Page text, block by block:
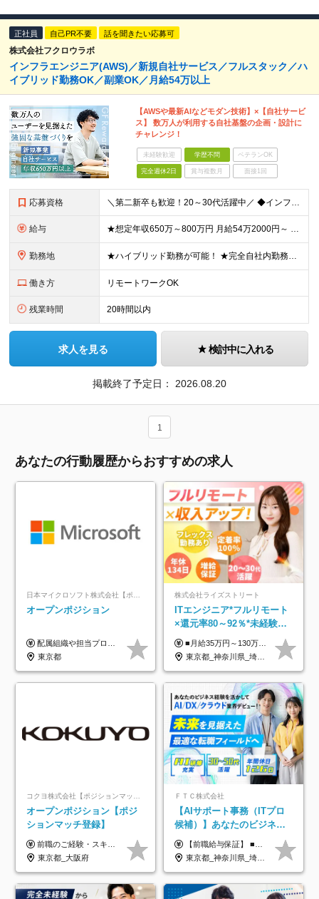
正社員 自己PR不要 話を聞きたい応募可
株式会社フクロウラボ
インフラエンジニア(AWS)／新規自社サービス／フルスタック／ハ
イブリッド勤務OK／副業OK／月給54万以上
【AWSや最新AIなどモダン技術】×【自社サービ
ス】 数万人が利用する自社基盤の企画・設計に
チャレンジ！
未経験歓迎 学歴不問 ベテランOK
完全週休2日 賞与複数月 面接1回
応募資格 ＼第二新卒も歓迎！20～30代活躍中／ ◆インフラエンジニアとしてのご経験(AWS)が3年以上 ◆バックエンドエンジニアとしてのご経験(Go,TypeScriptのいずれか)が5年以上 ◆学歴不問
給与 ★想定年収650万～800万円 月給54万2000円～ ※上記には固定残業代：14万1040円(固定残業時間45時間/月)を含みます ※超過分は別途支給します ※試用期間3ヵ月あり。期間中の給与・
勤務地 ★ハイブリッド勤務が可能！ ★完全自社内勤務／客先常駐一切なし ◆東京都渋谷区南平台町16-28 Daiwa渋谷スクエア 3階 ※(変更の範囲)上記を除く当社関連勤務地
働き方 リモートワークOK
残業時間 20時間以内
求人を見る 検討中に入れる
掲載終了予定日： 2026.08.20
1
あなたの行動履歴からおすすめの求人
日本マイクロソフト株式会社【ポジションマッチ登録】
オープンポジション
配属組織や担当プロジェクトにより異なります。 ▼参考情報 ----------------------- 年俸650万～（1/12を月々支給） ※経験、能力を考慮の上、当社規定により優遇いたします。 ※時間外、休日出勤、深夜手当に対する賃金も基本年俸に含みます。
東京都
株式会社ライズストリート
ITエンジニア*フルリモート
×還元率80～92％*未経験歓
迎*年休134日*月給35万～*
定着率100%
■月給35万円～130万円＋賞与年2回＋各種手当 ※システムエンジニアの経験をお持ちの方は月給41万円以上＋賞与年2回（108万円～）＋手当 ■単価（年収）アップのチャンスは最大年12回 ※残業代は1分単位で100％全額支給。サービス残業などは一切ありません ※試用期間6ヵ月（試用期間中の待遇・給与に差はありません）
東京都_神奈川県_埼玉県_千葉県_大阪府_愛知県_北海道_青森県_岩手県_宮城県_秋田県_山形県_福島県_茨城県_栃木県_群馬県_新潟県_山梨県_長野県_富山県_石川県_福井県_静岡県_岐阜県_三重県_兵庫県_京都府_滋賀県_奈良県_和歌山県_広島県_岡山県_鳥取県_島根県_山口県_徳島県_香川県_愛媛県_高知県_福岡県_熊本県_佐賀県_長崎県_大分県_宮崎県_鹿児島県_沖縄県
コクヨ株式会社【ポジションマッチ登録】
オープンポジション【ポジ
ションマッチ登録】
前職のご経験・スキル等を考慮して決定します。
東京都_大阪府
ＦＴＣ株式会社
【AIサポート事務（ITプロ
候補）】あなたのビジネス
経験をAI業界で活かす◆IT
未経験OK◆目指せるコンサ
ル
【前職給与保証】 ■未経験者： 月給30万円～35万円 ■ローキャリア（経験目安1年程度）： 月給35万円～40万円 ■経験者（経験目安3年以上）： 月給40万円～60万円 ■即戦力（経験目安5年以上）： 月給45万円～80万円 ※上記金額には固定残業代30時間分 【未経験者5万5000円～7万3000円、 ローキャリア6万4000円～7万3000円、 経験者5万8000円～10万9000円、 即戦力8万2000円～14万5000円】を含みます。 ※30時間を超える場合は追加で全額支給します。 ※経験・能力・前職給与などを総合的に評価したうえでご納得いただけるよう個別決定。 未経験者の場合、前職給与とポテンシャルを査定のうえ決定いたします。 ※日本国内でのIT業界経験、または同等の実務経験と能力に応じて決定します。 ※前職給与は日本円かつ、日本国内での実績に基づき評価します。 【納得の評価システム】 ★クォーター毎に査定する評価制度導入！ 明確な評価基準で翌年度年収を上げましょう！ ★評価対象期間に在籍中のほとんどの社員が昇給し 年収アップを実現しています！ ★様々なインセンティブ制度を用意し多角的に正当評価しています！ ※試用期間6カ月（期間中の待遇等に差異なし）
東京都_神奈川県_埼玉県_千葉県